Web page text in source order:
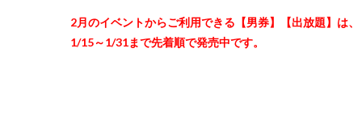
2月のイベントからご利用できる【男券】【出放題】は、
1/15～1/31まで先着順で発売中です。